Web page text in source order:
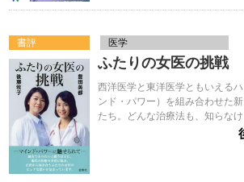
書評 医学
ふたりの女医の挑戦
西洋医学と東洋医学ともいえる
ンド・パワー）を組み合わせた
たち。どんな治療法も、知らな